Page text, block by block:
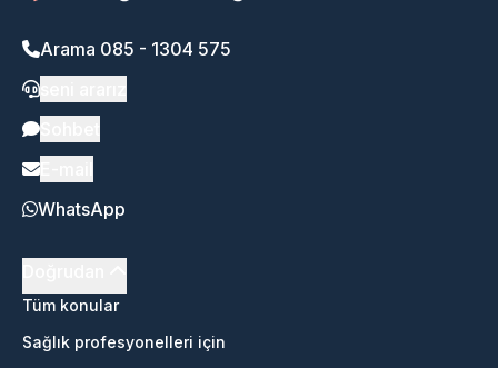
Arama 085 - 1304 575
WhatsApp
Tüm konular
Sağlık profesyonelleri için